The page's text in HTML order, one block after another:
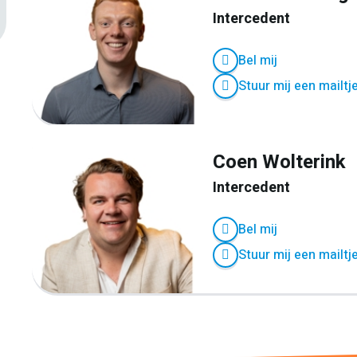
Intercedent
Bel mij
Stuur mij een
Coen Wolterink
Intercedent
Bel mij
Stuur mij een